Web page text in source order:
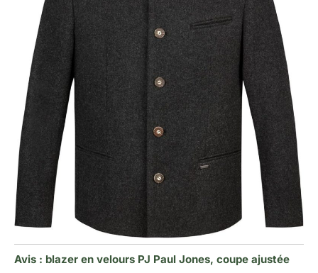
Avis : blazer en velours PJ Paul Jones, coupe ajustée